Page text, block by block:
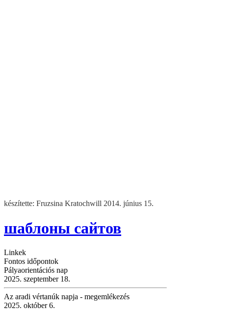
készítette: Fruzsina Kratochwill 2014. június 15.
шаблоны сайтов
Linkek
Fontos időpontok
Pályaorientációs nap
2025. szeptember 18.
Az aradi vértanúk napja - megemlékezés
2025. október 6.